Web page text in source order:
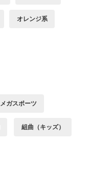
オレンジ系
メガスポーツ
組曲（キッズ）